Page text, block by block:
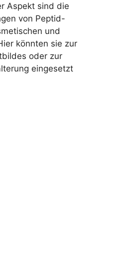
Aspekt sind die
von Peptid-
und
könnten sie zur
oder zur
eingesetzt